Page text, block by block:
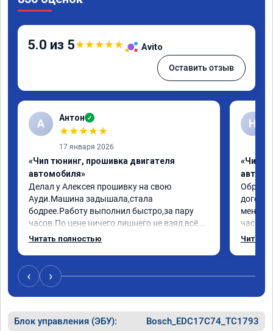
5.0 из 5★★★★★ Avito
Оставить отзыв
А Антон ✓
★★★★★
17 января 2026
«Чип тюнинг, прошивка двигателя
автомобиля»
Делал у Алексея прошивку на свою
Ауди.Машина задышала,стала
бодрее.Работу выполнил быстро,за пару
часов.По цене ничего лишнего не взял,всё
как договаривались заранее.После работы
случае поломки авто.Однозначно
рекомендую Алексея как грамотного
специалиста!
Читать полностью
Н
«Чип
меня
час
Арман
Читать
‹ ›
Блок управления (ЭБУ): Bosch_EDC17C74_TC1793